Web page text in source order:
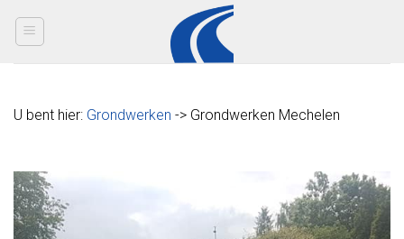
U bent hier: Grondwerken -> Grondwerken Mechelen